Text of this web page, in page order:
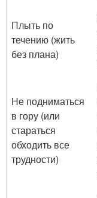
Плыть по
течению (жить
без плана)
Не подниматься
в гору (или
стараться
обходить все
трудности)